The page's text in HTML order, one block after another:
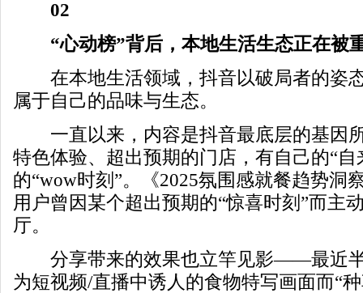
02
“心动榜”背后，本地生活生态正在被
在本地生活领域，抖音以破局者的姿
属于自己的品味与生态。
一直以来，内容是抖音最底层的基因
特色体验、超出预期的门店，有自己的“
的“wow时刻”。《2025氛围感就餐趋势洞
用户曾因某个超出预期的“惊喜时刻”而主
厅。
分享带来的效果也立竿见影——最近半
为短视频/直播中诱人的食物特写画面而“